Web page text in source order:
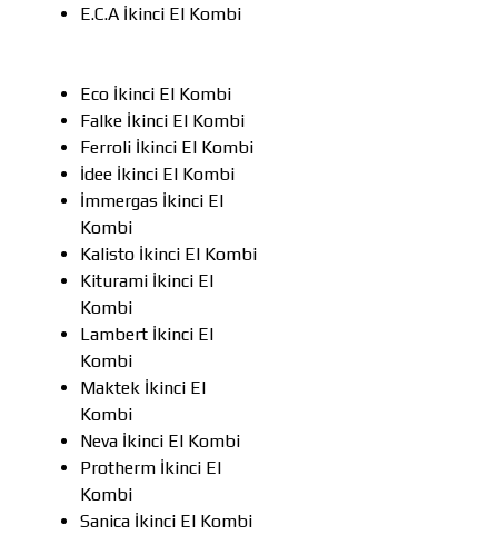
E.C.A İkinci El Kombi
Eco İkinci El Kombi
Falke İkinci El Kombi
Ferroli İkinci El Kombi
İdee İkinci El Kombi
İmmergas İkinci El
Kombi
Kalisto İkinci El Kombi
Kiturami İkinci El
Kombi
Lambert İkinci El
Kombi
Maktek İkinci El
Kombi
Neva İkinci El Kombi
Protherm İkinci El
Kombi
Sanica İkinci El Kombi